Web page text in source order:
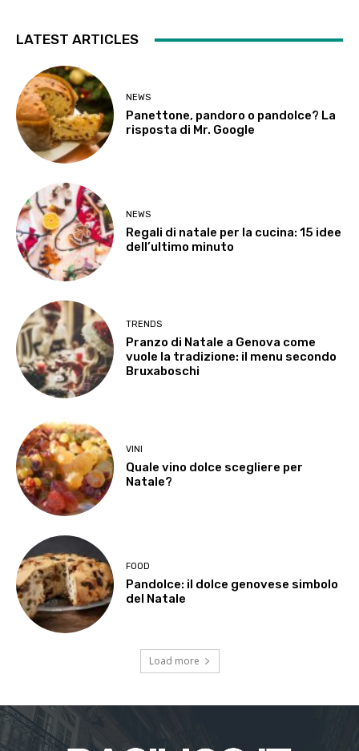
LATEST ARTICLES
NEWS
Panettone, pandoro o pandolce? La
risposta di Mr. Google
NEWS
Regali di natale per la cucina: 15 idee
dell’ultimo minuto
TRENDS
Pranzo di Natale a Genova come
vuole la tradizione: il menu secondo
Bruxaboschi
VINI
Quale vino dolce scegliere per
Natale?
FOOD
Pandolce: il dolce genovese simbolo
del Natale
Load more